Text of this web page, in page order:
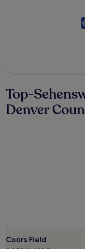
Top-
Denver
Coors Field